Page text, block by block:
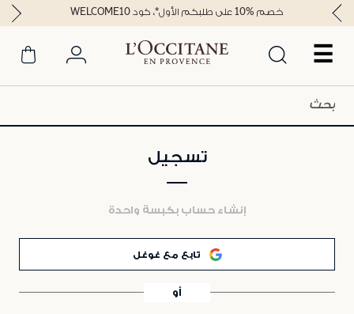
☰
خصم %10 على طلبكم الأول*، كود WELCOME10
تسجيل
إنشاء حساب بكبسة واحدة
تابع مع غوغل
أو